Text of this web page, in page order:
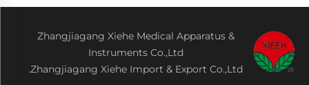
Zhangjiagang Xiehe Medical Apparatus &
Instruments Co.,Ltd
Zhangjiagang Xiehe Import & Export Co.,Ltd.